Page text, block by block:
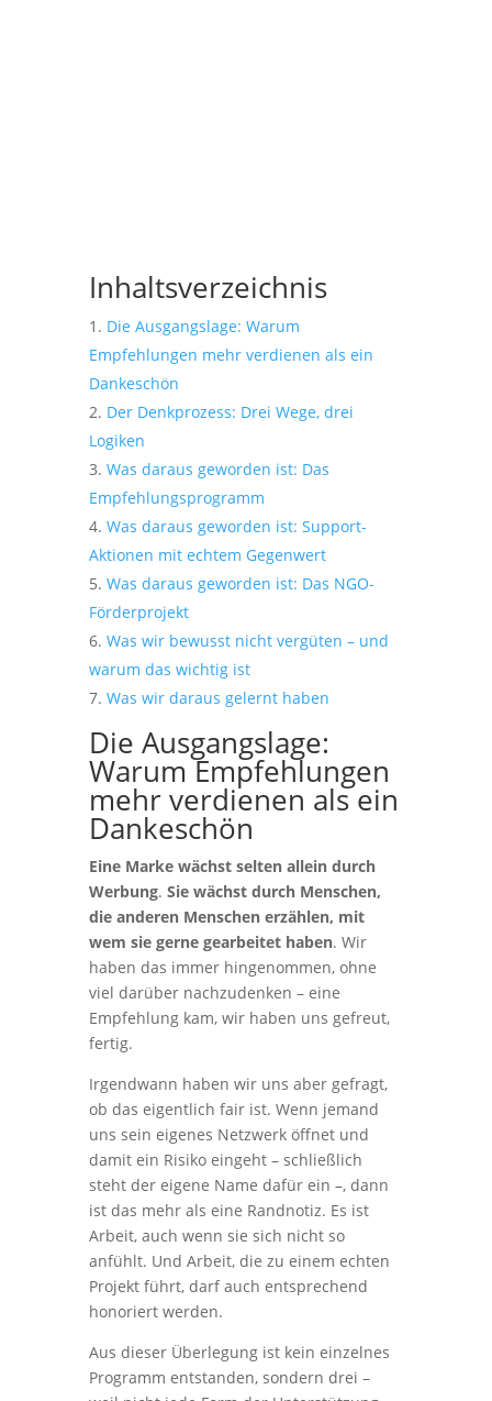
Inhaltsverzeichnis
Die Ausgangslage: Warum
Empfehlungen mehr verdienen als ein
Dankeschön
Der Denkprozess: Drei Wege, drei
Logiken
Was daraus geworden ist: Das
Empfehlungsprogramm
Was daraus geworden ist: Support-
Aktionen mit echtem Gegenwert
Was daraus geworden ist: Das NGO-
Förderprojekt
Was wir bewusst nicht vergüten – und
warum das wichtig ist
Was wir daraus gelernt haben
Die Ausgangslage:
Warum Empfehlungen
mehr verdienen als ein
Dankeschön
Eine Marke wächst selten allein durch
Werbung. Sie wächst durch Menschen,
die anderen Menschen erzählen, mit
wem sie gerne gearbeitet haben. Wir
haben das immer hingenommen, ohne
viel darüber nachzudenken – eine
Empfehlung kam, wir haben uns gefreut,
fertig.
Irgendwann haben wir uns aber gefragt,
ob das eigentlich fair ist. Wenn jemand
uns sein eigenes Netzwerk öffnet und
damit ein Risiko eingeht – schließlich
steht der eigene Name dafür ein –, dann
ist das mehr als eine Randnotiz. Es ist
Arbeit, auch wenn sie sich nicht so
anfühlt. Und Arbeit, die zu einem echten
Projekt führt, darf auch entsprechend
honoriert werden.
Aus dieser Überlegung ist kein einzelnes
Programm entstanden, sondern drei –